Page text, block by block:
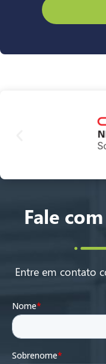
Fale
Entre em contato